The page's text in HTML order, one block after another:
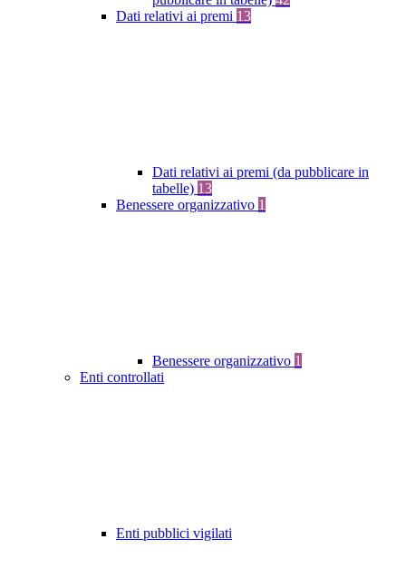
Dati relativi ai premi 13
Dati relativi ai premi (da pubblicare in
tabelle) 13
Benessere organizzativo 1
Benessere organizzativo 1
Enti controllati
Enti pubblici vigilati